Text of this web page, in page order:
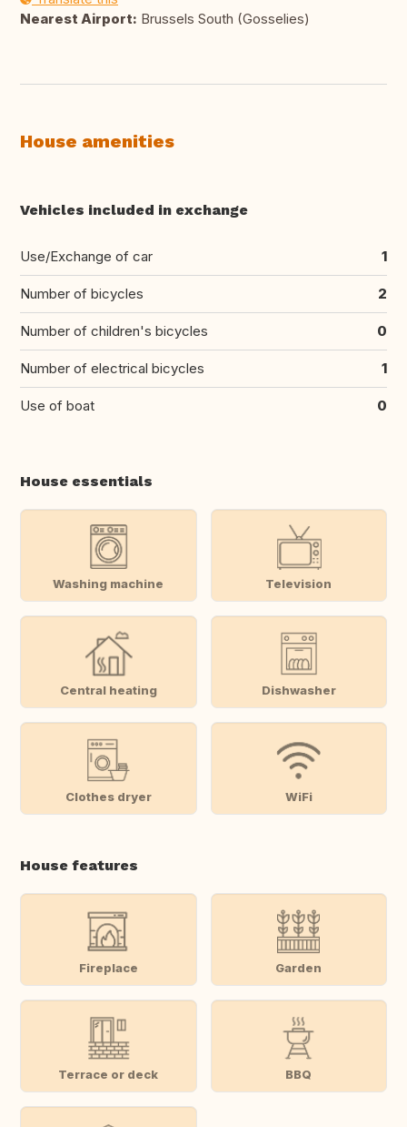
Nearest Airport: Brussels South (Gosselies)
House amenities
Vehicles included in exchange
Use/Exchange of car 1
Number of bicycles 2
Number of children's bicycles 0
Number of electrical bicycles 1
Use of boat 0
House essentials
Washing machine Television
Central heating Dishwasher
Clothes dryer WiFi
House features
Fireplace Garden
Terrace or deck BBQ